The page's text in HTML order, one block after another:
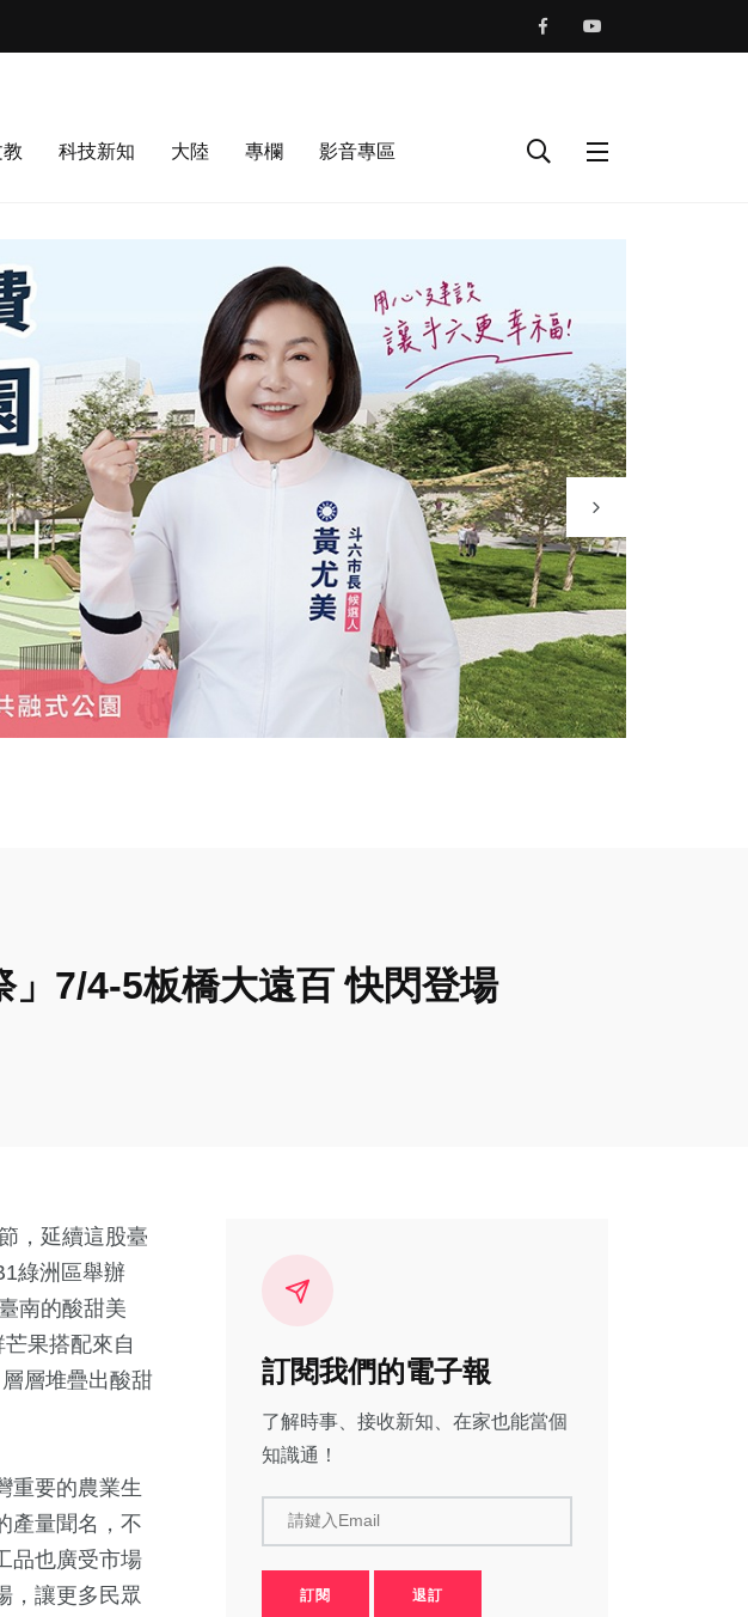
科技新知 大陸 專欄 影音專區
」7/4-5板橋大遠百 快閃登場
，延續這股臺
綠洲區舉辦
南的酸甜美
果搭配來自
層堆疊出酸甜
重要的農業生
產量聞名，不
品也廣受市場
，讓更多民眾
訂閱我們的電子報
了解時事、接收新知、在家也能當個
知識通！
請鍵入Email
訂閱 退訂